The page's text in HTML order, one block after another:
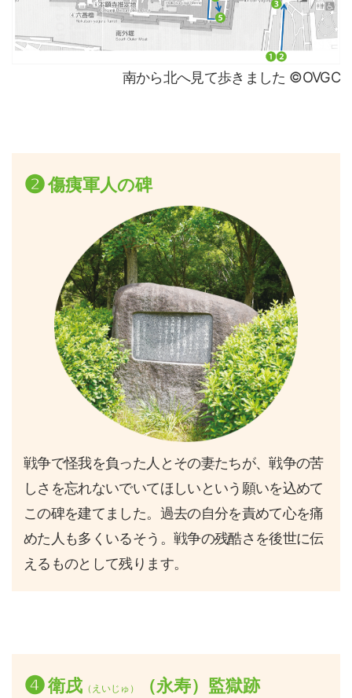
南から北へ見て歩きました ©OVGC
❷傷痍軍人の碑
戦争で怪我を負った人とその妻たちが、戦争の苦
しさを忘れないでいてほしいという願いを込めて
この碑を建てました。過去の自分を責めて心を痛
めた人も多くいるそう。戦争の残酷さを後世に伝
えるものとして残ります。
❹衛戌 （えいじゅ） （永寿）監獄跡